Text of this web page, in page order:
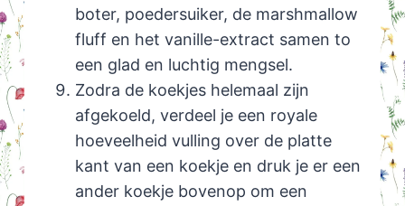
boter, poedersuiker, de marshmallow
fluff en het vanille-extract samen to
een glad en luchtig mengsel.
Zodra de koekjes helemaal zijn
afgekoeld, verdeel je een royale
hoeveelheid vulling over de platte
kant van een koekje en druk je er een
ander koekje bovenop om een